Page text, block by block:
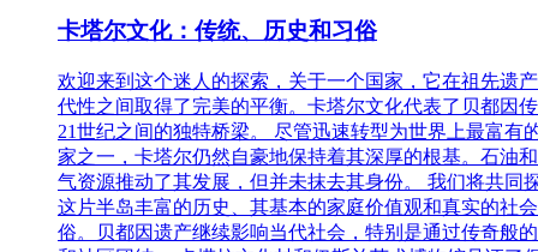
卡塔尔文化：传统、历史和习俗
欢迎来到这个迷人的探索，关于一个国家，它在祖先遗
代性之间取得了完美的平衡。卡塔尔文化代表了贝都因
21世纪之间的独特桥梁。 尽管迅速转型为世界上最富有
家之一，卡塔尔仍然自豪地保持着其深厚的根基。石油
气资源推动了其发展，但并未抹去其身份。 我们将共同
这片半岛丰富的历史、其基本的家庭价值观和真实的社
俗。贝都因遗产继续影响当代社会，特别是通过传奇般